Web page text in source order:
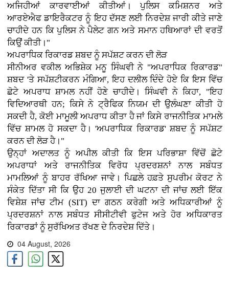
ਅਜਿਹੀਆਂ ਕਾਰਵਾਈਆਂ ਕੀਤੀਆਂ। ਪੁਲਿਸ ਕਮਿਸ਼ਨਰ ਅਤੇ
ਆਰਏਐਫ ਡਾਇਰੈਕਟਰ ਨੂੰ ਇਹ ਦੱਸਣ ਲਈ ਨਿਰਦੇਸ਼ ਜਾਰੀ ਕੀਤੇ ਜਾਣੇ
ਚਾਹੀਦੇ ਹਨ ਕਿ ਪੁਲਿਸ ਨੇ ਪੈਲੇਟ ਗਨ ਅਤੇ ਸਮਾਨ ਹਥਿਆਰਾਂ ਦੀ ਵਰਤੋਂ
ਕਿਉਂ ਕੀਤੀ।"
ਅਪਰਾਧਿਕ ਰਿਕਾਰਡ ਸ਼ਬਦ ਨੂੰ ਸਪੱਸ਼ਟ ਕਰਨ ਦੀ ਲੋੜ
ਸੀਨੀਅਰ ਵਕੀਲ ਅਭਿਸ਼ੇਕ ਮਨੂ ਸਿੰਘਵੀ ਨੇ "ਅਪਰਾਧਿਕ ਰਿਕਾਰਡ"
ਸ਼ਬਦ 'ਤੇ ਸਪੱਸ਼ਟੀਕਰਨ ਮੰਗਿਆ, ਇਹ ਦਲੀਲ ਦਿੰਦੇ ਹੋਏ ਕਿ ਇਸ ਵਿੱਚ
ਛੋਟੇ ਅਪਰਾਧ ਸ਼ਾਮਲ ਨਹੀਂ ਹੋਣੇ ਚਾਹੀਦੇ। ਸਿੰਘਵੀ ਨੇ ਕਿਹਾ, "ਇਹ
ਵਿਦਿਆਰਥੀ ਹਨ; ਕਿਸੇ ਨੇ ਟ੍ਰੈਫਿਕ ਨਿਯਮ ਦੀ ਉਲੰਘਣਾ ਕੀਤੀ ਹੋ
ਸਕਦੀ ਹੈ, ਕੋਈ ਮਾਮੂਲੀ ਅਪਰਾਧ ਕੀਤਾ ਹੈ ਜਾਂ ਕਿਸੇ ਰਾਜਨੀਤਿਕ ਮਾਮਲੇ
ਵਿੱਚ ਸ਼ਾਮਲ ਹੋ ਸਕਦਾ ਹੈ। 'ਅਪਰਾਧਿਕ ਰਿਕਾਰਡ' ਸ਼ਬਦ ਨੂੰ ਸਪੱਸ਼ਟ
ਕਰਨ ਦੀ ਲੋੜ ਹੈ।"
ਉਨ੍ਹਾਂ ਅਦਾਲਤ ਨੂੰ ਅਪੀਲ ਕੀਤੀ ਕਿ ਇਸ ਪਰਿਭਾਸ਼ਾ ਵਿੱਚੋਂ ਛੋਟੇ
ਅਪਰਾਧਾਂ ਅਤੇ ਰਾਜਨੀਤਿਕ ਵਿਰੋਧ ਪ੍ਰਦਰਸ਼ਨਾਂ ਨਾਲ ਸਬੰਧਤ
ਮਾਮਲਿਆਂ ਨੂੰ ਬਾਹਰ ਰੱਖਿਆ ਜਾਵੇ। ਪਿਛਲੇ ਹਫ਼ਤੇ ਸੁਪਰੀਮ ਕੋਰਟ ਨੇ
ਸੰਕੇਤ ਦਿੱਤਾ ਸੀ ਕਿ ਉਹ 20 ਜੁਲਾਈ ਦੀ ਘਟਨਾ ਦੀ ਜਾਂਚ ਲਈ ਇੱਕ
ਵਿਸ਼ੇਸ਼ ਜਾਂਚ ਟੀਮ (SIT) ਦਾ ਗਠਨ ਕਰੇਗੀ ਅਤੇ ਅਧਿਕਾਰੀਆਂ ਨੂੰ
ਪ੍ਰਦਰਸ਼ਨਾਂ ਨਾਲ ਸਬੰਧਤ ਸੀਸੀਟੀਵੀ ਫੁਟੇਜ ਅਤੇ ਹੋਰ ਅਧਿਕਾਰਤ
ਰਿਕਾਰਡਾਂ ਨੂੰ ਸੁਰੱਖਿਅਤ ਰੱਖਣ ਦੇ ਨਿਰਦੇਸ਼ ਦਿੱਤੇ।
04 August, 2026